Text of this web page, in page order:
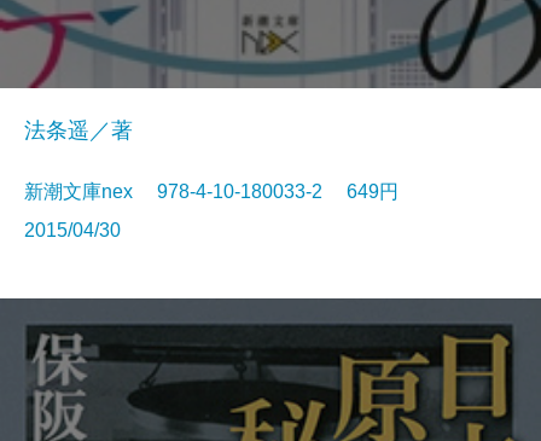
法条遥／著
新潮文庫nex 978-4-10-180033-2 649円
2015/04/30